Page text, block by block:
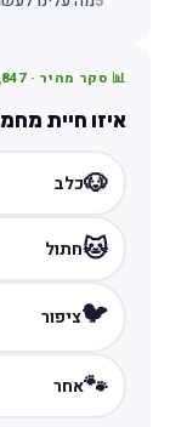
📊 סקר מהיר · 1,847
איזו חיית
🐶כלב
🐱חתול
🐦ציפור
🐾אחר